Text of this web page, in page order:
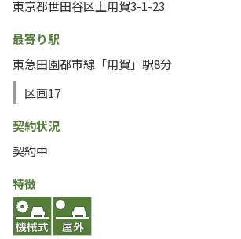
東京都世田谷区上用賀3-1-23
最寄り駅
東急田園都市線「用賀」駅8分
区画17
契約状況
契約中
特徴